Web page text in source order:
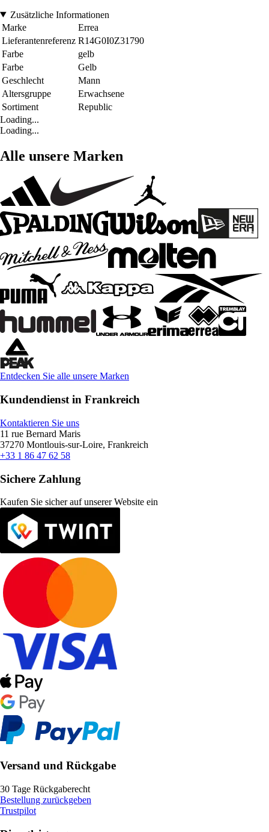
Zusätzliche Informationen
Marke
Errea
Lieferantenreferenz R14G0I0Z31790
Farbe
gelb
Farbe
Gelb
Geschlecht
Mann
Altersgruppe
Erwachsene
Sortiment
Republic
Loading...
Loading...
Alle unsere Marken
Entdecken Sie alle unsere Marken
Kundendienst in Frankreich
Kontaktieren Sie uns
11 rue Bernard Maris
37270 Montlouis-sur-Loire, Frankreich
+33 1 86 47 62 58
Sichere Zahlung
Kaufen Sie sicher auf unserer Website ein
Versand und Rückgabe
30 Tage Rückgaberecht
Bestellung zurückgeben
Trustpilot